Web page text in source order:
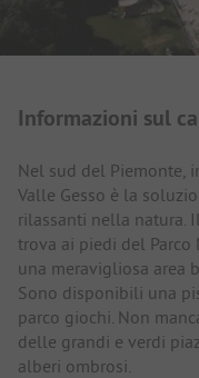
Informazioni sul
Nel sud del Piemonte,
Valle Gesso è la
rilassanti nella natura.
trova ai piedi del
una meravigliosa area
Sono disponibili una
parco giochi. Non
delle grandi e verdi
alberi ombrosi.